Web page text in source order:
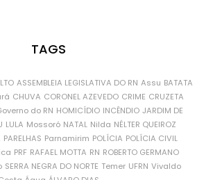
TAGS
ASSEMBLEIA LEGISLATIVA DO RN Assu BATATA
CHUVA CORONEL AZEVEDO CRIME CRUZETA
do RN HOMICÍDIO INCÊNDIO JARDIM DE
LULA Mossoró NATAL Nilda NÉLTER QUEIROZ
PARELHAS Parnamirim POLÍCIA POLÍCIA CIVIL
PRF RAFAEL MOTTA RN ROBERTO GERMANO
SERRA NEGRA DO NORTE Temer UFRN Vivaldo